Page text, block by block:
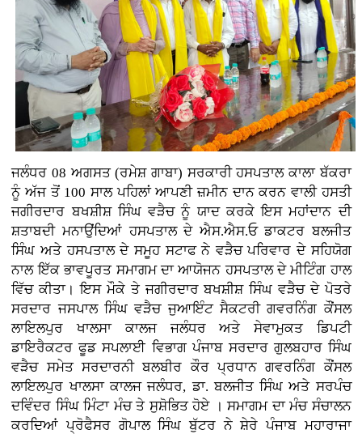
ਜਲੰਧਰ 08 ਅਗਸਤ (ਰਮੇਸ਼ ਗਾਬਾ) ਸਰਕਾਰੀ ਹਸਪਤਾਲ ਕਾਲਾ ਬੱਕਰਾ
ਨੂੰ ਅੱਜ ਤੋਂ 100 ਸਾਲ ਪਹਿਲਾਂ ਆਪਣੀ ਜ਼ਮੀਨ ਦਾਨ ਕਰਨ ਵਾਲੀ ਹਸਤੀ
ਜਗੀਰਦਾਰ ਬਖਸ਼ੀਸ਼ ਸਿੰਘ ਵੜੈਚ ਨੂੰ ਯਾਦ ਕਰਕੇ ਇਸ ਮਹਾਂਦਾਨ ਦੀ
ਸ਼ਤਾਬਦੀ ਮਨਾਉਂਦਿਆਂ ਹਸਪਤਾਲ ਦੇ ਐਸ.ਐਸ.ਓ ਡਾਕਟਰ ਬਲਜੀਤ
ਸਿੰਘ ਅਤੇ ਹਸਪਤਾਲ ਦੇ ਸਮੂਹ ਸਟਾਫ ਨੇ ਵੜੈਚ ਪਰਿਵਾਰ ਦੇ ਸਹਿਯੋਗ
ਨਾਲ ਇੱਕ ਭਾਵਪੂਰਤ ਸਮਾਗਮ ਦਾ ਆਯੋਜਨ ਹਸਪਤਾਲ ਦੇ ਮੀਟਿੰਗ ਹਾਲ
ਵਿੱਚ ਕੀਤਾ। ਇਸ ਮੌਕੇ ਤੇ ਜਗੀਰਦਾਰ ਬਖਸ਼ੀਸ਼ ਸਿੰਘ ਵੜੈਚ ਦੇ ਪੋਤਰੇ
ਸਰਦਾਰ ਜਸਪਾਲ ਸਿੰਘ ਵੜੈਚ ਜੁਆਇੰਟ ਸੈਕਟਰੀ ਗਵਰਨਿੰਗ ਕੌਂਸਲ
ਲਾਇਲਪੁਰ ਖਾਲਸਾ ਕਾਲਜ ਜਲੰਧਰ ਅਤੇ ਸੇਵਾਮੁਕਤ ਡਿਪਟੀ
ਡਾਇਰੈਕਟਰ ਫੂਡ ਸਪਲਾਈ ਵਿਭਾਗ ਪੰਜਾਬ ਸਰਦਾਰ ਗੁਲਬਹਾਰ ਸਿੰਘ
ਵੜੈਚ ਸਮੇਤ ਸਰਦਾਰਨੀ ਬਲਬੀਰ ਕੌਰ ਪ੍ਰਧਾਨ ਗਵਰਨਿੰਗ ਕੌਂਸਲ
ਲਾਇਲਪੁਰ ਖਾਲਸਾ ਕਾਲਜ ਜਲੰਧਰ, ਡਾ. ਬਲਜੀਤ ਸਿੰਘ ਅਤੇ ਸਰਪੰਚ
ਦਵਿੰਦਰ ਸਿੰਘ ਮਿੰਟਾ ਮੰਚ ਤੇ ਸੁਸ਼ੋਭਿਤ ਹੋਏ । ਸਮਾਗਮ ਦਾ ਮੰਚ ਸੰਚਾਲਨ
ਕਰਦਿਆਂ ਪ੍ਰੋਫੈਸਰ ਗੋਪਾਲ ਸਿੰਘ ਬੁੱਟਰ ਨੇ ਸ਼ੇਰੇ ਪੰਜਾਬ ਮਹਾਰਾਜਾ